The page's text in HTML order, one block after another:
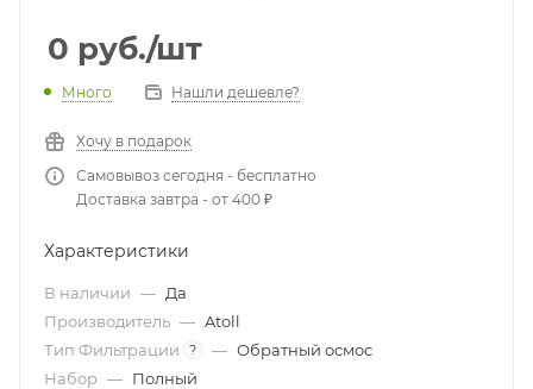
0 руб./шт
Много Нашли дешевле?
Хочу в подарок
Самовывоз сегодня - бесплатно
Доставка завтра - от 400 ₽
Характеристики
В наличии — Да
Производитель — Atoll
Тип Фильтрации
? — Обратный осмос
Набор — Полный